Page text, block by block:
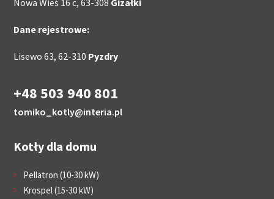
Nowa Wieś 16 c, 63-308 Gizałki
Dane rejestrowe:
Lisewo 63, 62-310 Pyzdry
+48 503 940 801
tomiko_kotly@interia.pl
Kotły dla domu
Pellatron (10-30 kW)
Krospel (15-30 kW)